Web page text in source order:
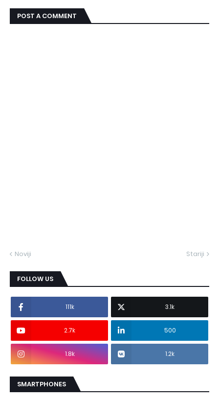
POST A COMMENT
Noviji Stariji
FOLLOW US
111k 3.1k
2.7k 500
1.8k 1.2k
SMARTPHONES